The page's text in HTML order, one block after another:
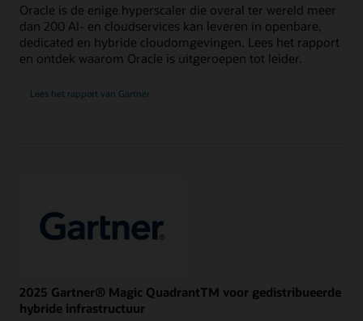
Oracle is de enige hyperscaler die overal ter wereld meer
dan 200 AI- en cloudservices kan leveren in openbare,
dedicated en hybride cloudomgevingen. Lees het rapport
en ontdek waarom Oracle is uitgeroepen tot leider.
Lees het rapport van Gartner
het
2025 Gartner® Magic QuadrantTM voor gedistribueerde
hybride infrastructuur